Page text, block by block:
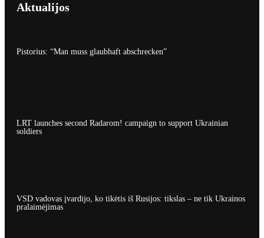
Aktualijos
Pistorius: “Man muss glaubhaft abschrecken”
LRT launches second Radarom! campaign to support Ukrainian
soldiers
VSD vadovas įvardijo, ko tikėtis iš Rusijos: tikslas – ne tik Ukrainos
pralaimėjimas